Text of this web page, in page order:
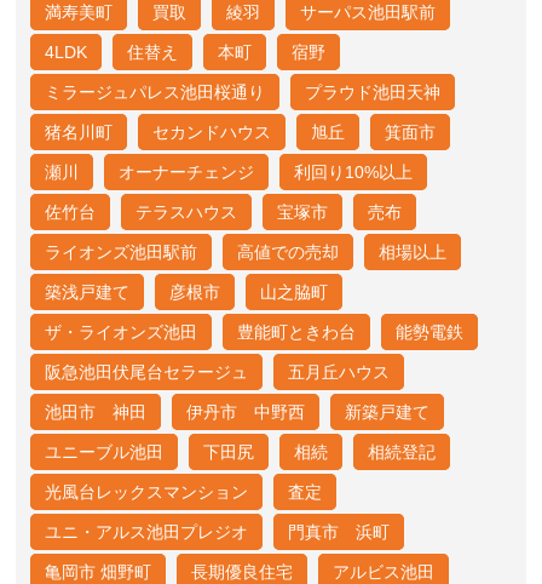
満寿美町 買取 綾羽 サーパス池田駅前
4LDK 住替え 本町 宿野
ミラージュパレス池田桜通り プラウド池田天神
猪名川町 セカンドハウス 旭丘 箕面市
瀬川 オーナーチェンジ 利回り10%以上
佐竹台 テラスハウス 宝塚市 売布
ライオンズ池田駅前 高値での売却 相場以上
築浅戸建て 彦根市 山之脇町
ザ・ライオンズ池田 豊能町ときわ台 能勢電鉄
阪急池田伏尾台セラージュ 五月丘ハウス
池田市 神田 伊丹市 中野西 新築戸建て
ユニーブル池田 下田尻 相続 相続登記
光風台レックスマンション 査定
ユニ・アルス池田プレジオ 門真市 浜町
亀岡市 畑野町 長期優良住宅 アルビス池田